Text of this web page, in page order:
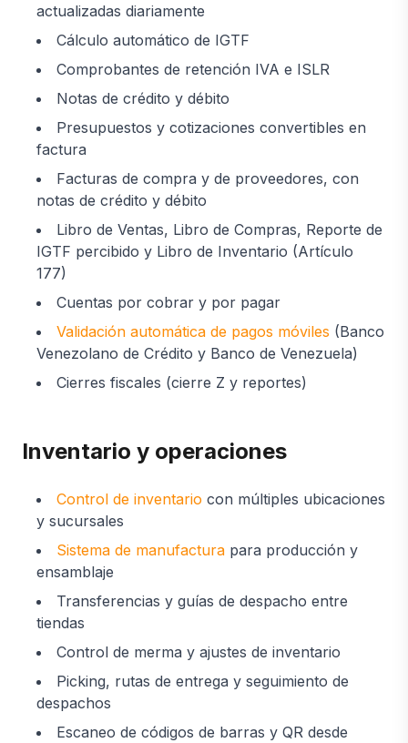
actualizadas diariamente
Cálculo automático de IGTF
Comprobantes de retención IVA e ISLR
Notas de crédito y débito
Presupuestos y cotizaciones convertibles en
factura
Facturas de compra y de proveedores, con
notas de crédito y débito
Libro de Ventas, Libro de Compras, Reporte de
IGTF percibido y Libro de Inventario (Artículo
177)
Cuentas por cobrar y por pagar
Validación automática de pagos móviles (Banco
Venezolano de Crédito y Banco de Venezuela)
Cierres fiscales (cierre Z y reportes)
Inventario y operaciones
Control de inventario con múltiples ubicaciones
y sucursales
Sistema de manufactura para producción y
ensamblaje
Transferencias y guías de despacho entre
tiendas
Control de merma y ajustes de inventario
Picking, rutas de entrega y seguimiento de
despachos
Escaneo de códigos de barras y QR desde